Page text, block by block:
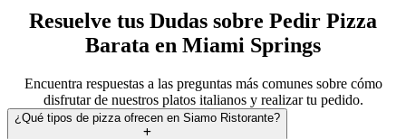
Resuelve tus Dudas sobre Pedir Pizza
Barata en Miami Springs
Encuentra respuestas a las preguntas más comunes sobre cómo
disfrutar de nuestros platos italianos y realizar tu pedido.
¿Qué tipos de pizza ofrecen en Siamo Ristorante?